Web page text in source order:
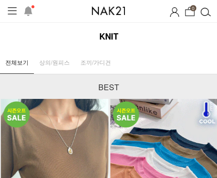
0
KNIT
전체보기 상의/원피스 조끼/가디건
BEST